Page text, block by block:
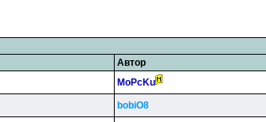
Автор
MoPcKu
bobiO8